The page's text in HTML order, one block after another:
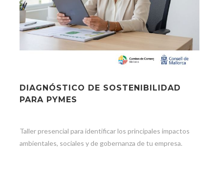
DIAGNÓSTICO DE SOSTENIBILIDAD
PARA PYMES
Taller presencial para identificar los principales impactos
ambientales, sociales y de gobernanza de tu empresa.